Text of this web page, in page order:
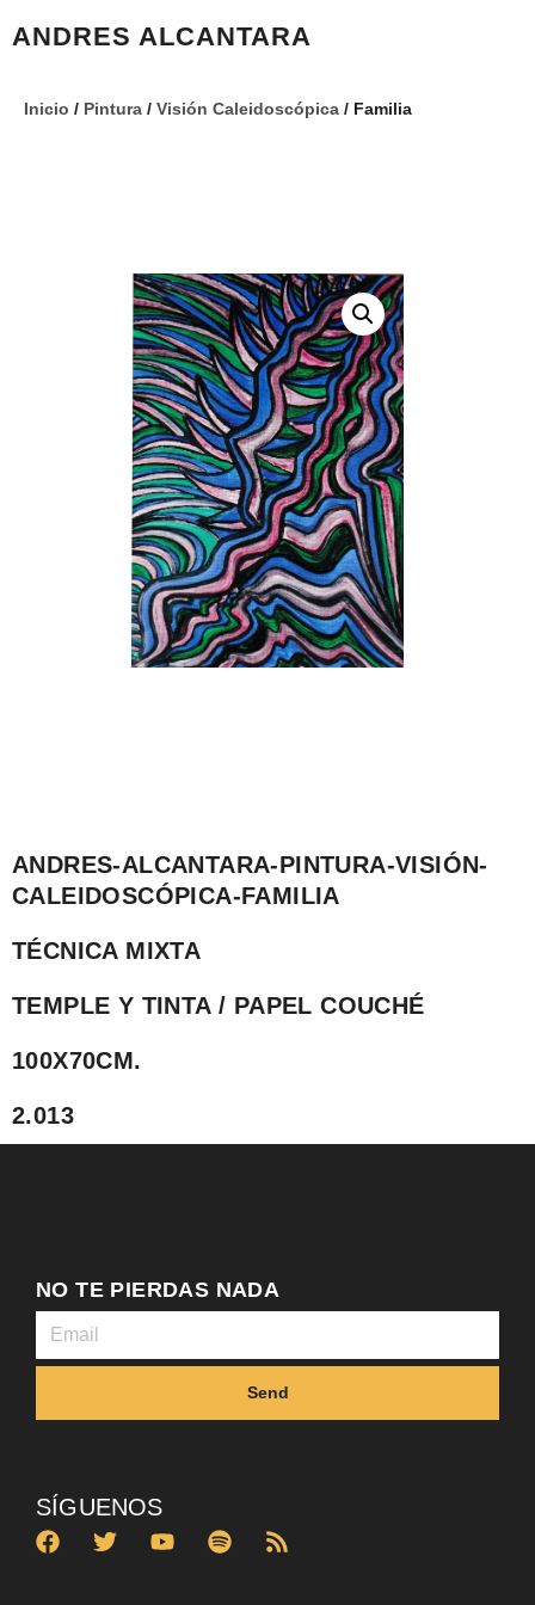
ANDRES ALCANTARA
Inicio / Pintura / Visión Caleidoscópica / Familia
ANDRES-ALCANTARA-PINTURA-VISIÓN-
CALEIDOSCÓPICA-FAMILIA
TÉCNICA MIXTA
TEMPLE Y TINTA / PAPEL COUCHÉ
100X70CM.
2.013
NO TE PIERDAS NADA
Send
SÍGUENOS